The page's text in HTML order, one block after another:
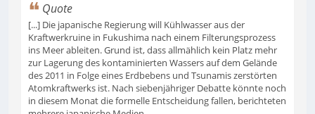
Quote
[...] Die japanische Regierung will Kühlwasser aus der
Kraftwerkruine in Fukushima nach einem Filterungsprozess
ins Meer ableiten. Grund ist, dass allmählich kein Platz mehr
zur Lagerung des kontaminierten Wassers auf dem Gelände
des 2011 in Folge eines Erdbebens und Tsunamis zerstörten
Atomkraftwerks ist. Nach siebenjähriger Debatte könnte noch
in diesem Monat die formelle Entscheidung fallen, berichteten